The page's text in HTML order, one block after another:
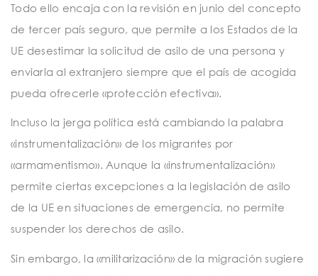
Todo ello encaja con la revisión en junio del concepto
de tercer país seguro, que permite a los Estados de la
UE desestimar la solicitud de asilo de una persona y
enviarla al extranjero siempre que el país de acogida
pueda ofrecerle «protección efectiva».
Incluso la jerga política está cambiando la palabra
«instrumentalización» de los migrantes por
«armamentismo». Aunque la «instrumentalización»
permite ciertas excepciones a la legislación de asilo
de la UE en situaciones de emergencia, no permite
suspender los derechos de asilo.
Sin embargo, la «militarización» de la migración sugiere